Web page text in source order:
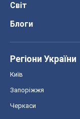
Світ
Блоги
Регіони України
Київ
Запоріжжя
Черкаси